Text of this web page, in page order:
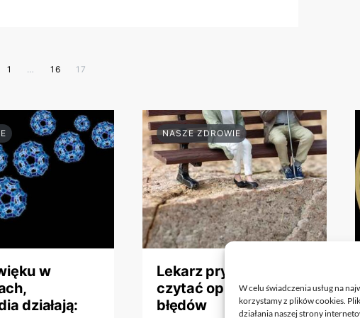
W celu świadczenia usług na
korzystamy z plików cookies.
działania naszej strony
Stronicowanie wpisów
1 … 16 17
w
działają:
NASZE ZDROWIE
Lekarz prywatnie: jak
czytać opinie bez
błędów